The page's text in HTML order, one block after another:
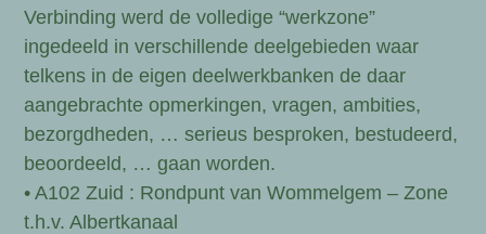
Verbinding werd de volledige “werkzone”
ingedeeld in verschillende deelgebieden waar
telkens in de eigen deelwerkbanken de daar
aangebrachte opmerkingen, vragen, ambities,
bezorgdheden, … serieus besproken, bestudeerd,
beoordeeld, … gaan worden.
• A102 Zuid : Rondpunt van Wommelgem – Zone
t.h.v. Albertkanaal